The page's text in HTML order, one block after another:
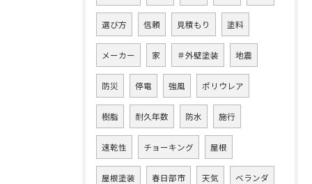
選び方 信頼 見積もり 塗料
メーカー 家 ＃外壁塗装 地震
防災 停電 強風 ポリウレア
樹脂 耐久年数 防水 施行
速乾性 チョーキング 屋根
屋根塗装 春日部市 天気 ベランダ